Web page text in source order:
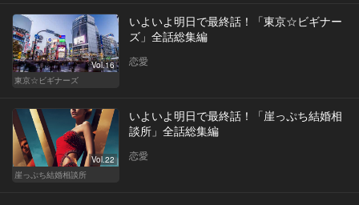
Vol.16
東京☆ビギナーズ
いよいよ明日で最終話！「東京☆ビギナー
ズ」全話総集編
恋愛
Vol.22
崖っぷち結婚相談所
いよいよ明日で最終話！「崖っぷち結婚相
談所」全話総集編
恋愛